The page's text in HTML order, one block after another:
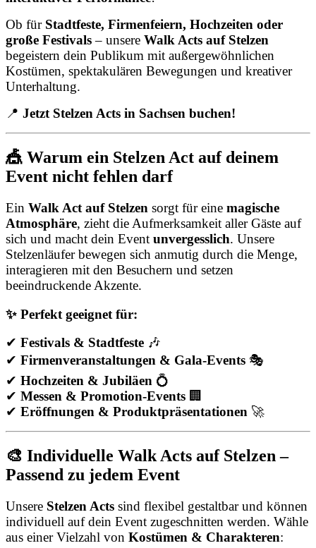
Ob für Stadtfeste, Firmenfeiern, Hochzeiten oder
große Festivals– unsere Walk Acts auf Stelzen
begeistern dein Publikum mit außergewöhnlichen
Kostümen, spektakulären Bewegungen und kreativer
Unterhaltung.
📍 Jetzt Stelzen Acts in Sachsen buchen!
🎪 Warum ein Stelzen Act auf deinem
Event nicht fehlen darf
Ein Walk Act auf Stelzen sorgt für eine magische
Atmosphäre, zieht die Aufmerksamkeit aller Gäste auf
sich und macht dein Event unvergesslich. Unsere
Stelzenläufer bewegen sich anmutig durch die Menge,
interagieren mit den Besuchern und setzen
beeindruckende Akzente.
✨ Perfekt geeignet für:
✔ Festivals & Stadtfeste 🎶
✔ Firmenveranstaltungen & Gala-Events 🎭
✔ Hochzeiten & Jubiläen 💍
✔ Messen & Promotion-Events 🏢
✔ Eröffnungen & Produktpräsentationen 🚀
🎨 Individuelle Walk Acts auf Stelzen –
Passend zu jedem Event
Unsere Stelzen Acts sind flexibel gestaltbar und können
individuell auf dein Event zugeschnitten werden. Wähle
aus einer Vielzahl von Kostümen & Charakteren: